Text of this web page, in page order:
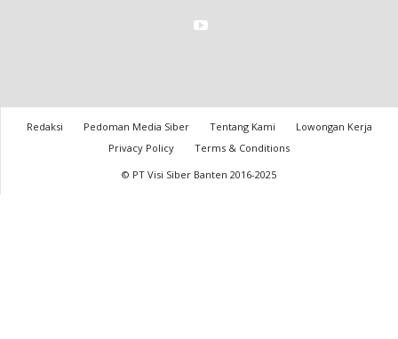
Redaksi Pedoman Media Siber Tentang Kami
Lowongan Kerja
Privacy Policy
Terms & Conditions
© PT Visi Siber Banten 2016-2025